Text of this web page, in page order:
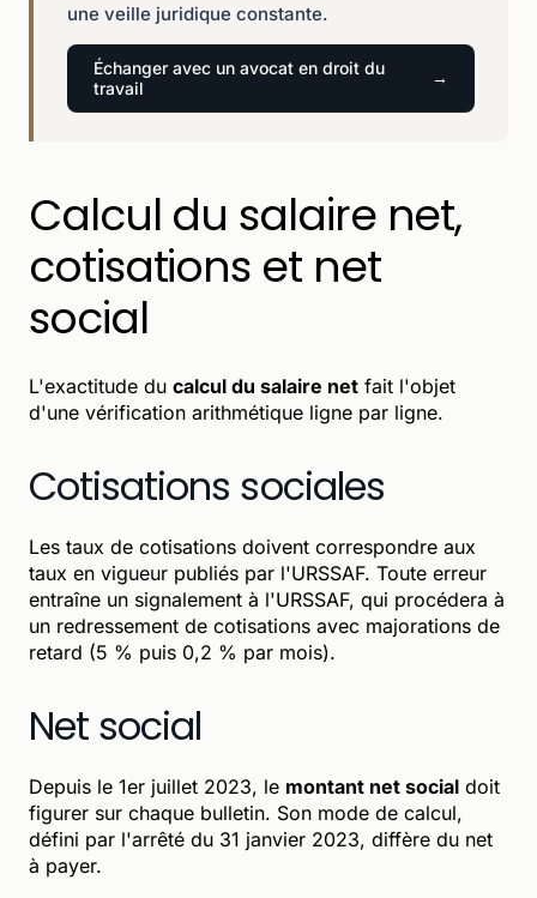
une veille juridique constante.
Échanger avec un avocat en droit du
travail
Calcul du salaire net,
cotisations et net
social
L'exactitude du calcul du salaire net fait l'objet
d'une vérification arithmétique ligne par ligne.
Cotisations sociales
Les taux de cotisations doivent correspondre aux
taux en vigueur publiés par l'URSSAF. Toute erreur
entraîne un signalement à l'URSSAF, qui procédera à
un redressement de cotisations avec majorations de
retard (5 % puis 0,2 % par mois).
Net social
Depuis le 1er juillet 2023, le montant net social doit
figurer sur chaque bulletin. Son mode de calcul,
défini par l'arrêté du 31 janvier 2023, diffère du net
à payer.